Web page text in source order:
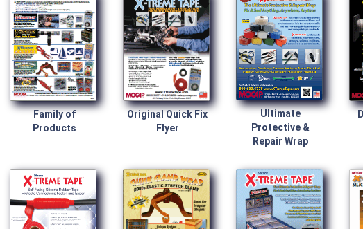
Family of
Products
Original Quick Fix
Flyer
Ultimate
Protective &
Repair Wrap